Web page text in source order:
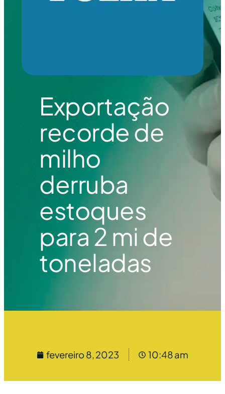
Exportação
recorde de
milho
derruba
estoques
para 2 mi de
toneladas
fevereiro 8, 2023 10:48 am